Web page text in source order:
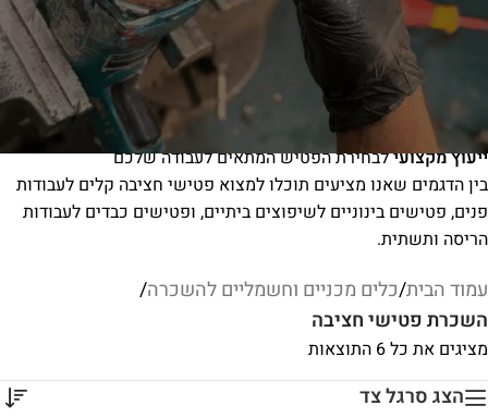
חיסכון כלכלי משמעותי– אין צורך ברכישת כלי יקר לשימוש
חד-פעמי
כלים מקצועיים מהמותגים המובילים בשוק
תחזוקה שוטפת– כל הכלים נבדקים ומתוחזקים לפני כל השכרה
שירות משלוחיםלכל אזורי הארץ
ייעוץ מקצועילבחירת הפטיש המתאים לעבודה שלכם
בין הדגמים שאנו מציעים תוכלו למצוא פטישי חציבה קלים לעבודות
פנים, פטישים בינוניים לשיפוצים ביתיים, ופטישים כבדים לעבודות
הריסה ותשתית.
עמוד הבית/כלים מכניים וחשמליים להשכרה/
השכרת פטישי חציבה
מציגים את כל ⁦6⁩ התוצאות
הצג סרגל צד